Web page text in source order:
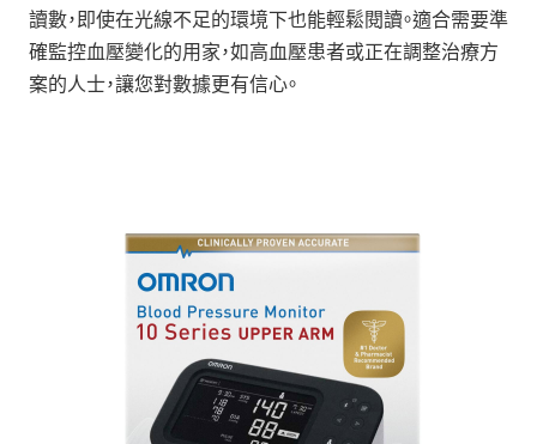
讀數，即使在光線不足的環境下也能輕鬆閱讀。適合需要準
確監控血壓變化的用家，如高血壓患者或正在調整治療方
案的人士，讓您對數據更有信心。